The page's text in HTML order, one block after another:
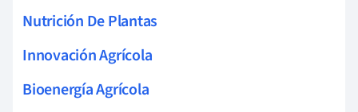
Nutrición De Plantas
Innovación Agrícola
Bioenergía Agrícola